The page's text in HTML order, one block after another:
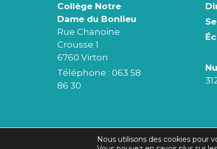
Collège Notre
Dame du Bonlieu
Rue Chanoine
Crousse 1
6760 Virton
Téléphone : 063 58
86 30
Réalisation initiale © 2026
Nous utilisons des cookies pour